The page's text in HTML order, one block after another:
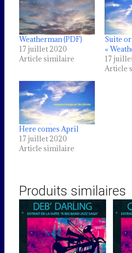
Weatherman (PDF)
17 juillet 2020
Article similaire
Suite
«
17
Article
Here comes April
17 juillet 2020
Article similaire
Produits similaires